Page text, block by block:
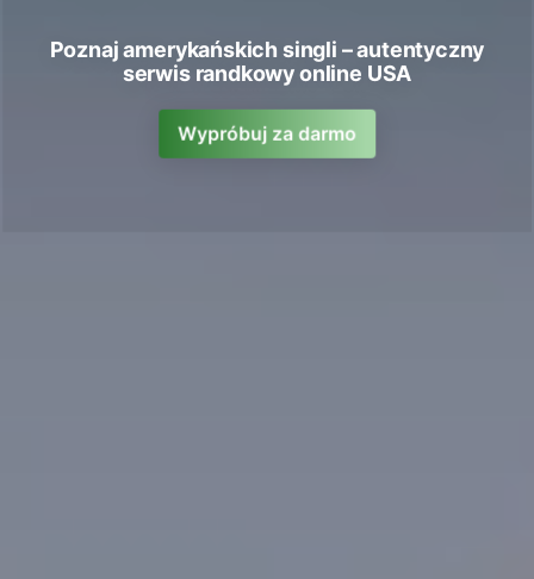
Poznaj amerykańskich singli – autentyczny
serwis randkowy online USA
Wypróbuj za darmo